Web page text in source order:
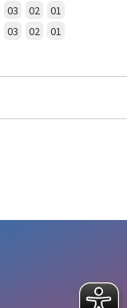
03 02 01
03 02
01